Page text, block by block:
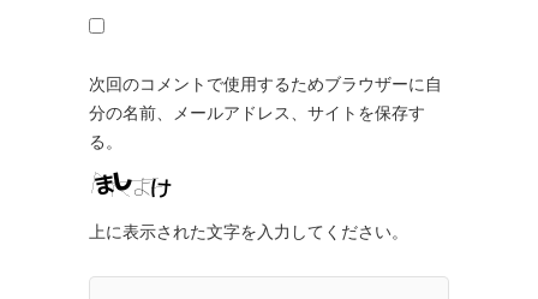
次回のコメントで使用するためブラウザーに自
分の名前、メールアドレス、サイトを保存す
る。
上に表示された文字を入力してください。